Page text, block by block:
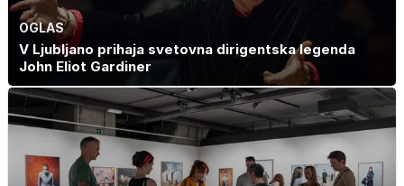
OGLAS
V Ljubljano prihaja svetovna dirigentska legenda
John Eliot Gardiner